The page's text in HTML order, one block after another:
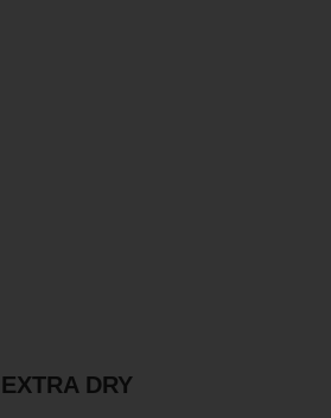
DRY